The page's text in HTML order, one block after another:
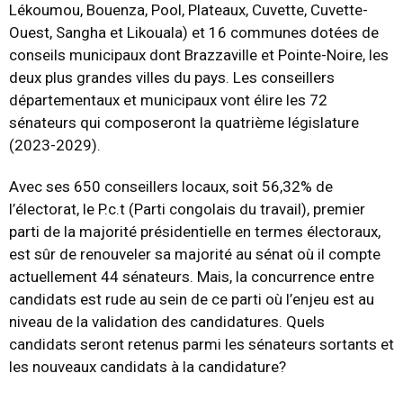
Lékoumou, Bouenza, Pool, Plateaux, Cuvette, Cuvette-
Ouest, Sangha et Likouala) et 16 communes dotées de
conseils municipaux dont Brazzaville et Pointe-Noire, les
deux plus grandes villes du pays. Les conseillers
départementaux et municipaux vont élire les 72
sénateurs qui composeront la quatrième législature
(2023-2029).
Avec ses 650 conseillers locaux, soit 56,32% de
l’électorat, le P.c.t (Parti congolais du travail), premier
parti de la majorité présidentielle en termes électoraux,
est sûr de renouveler sa majorité au sénat où il compte
actuellement 44 sénateurs. Mais, la concurrence entre
candidats est rude au sein de ce parti où l’enjeu est au
niveau de la validation des candidatures. Quels
candidats seront retenus parmi les sénateurs sortants et
les nouveaux candidats à la candidature?